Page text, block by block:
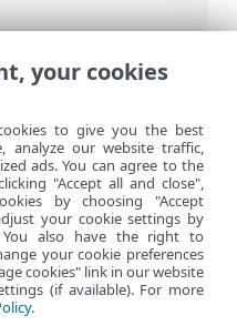
>ESET
s programom ESET
dejavnosti
your cookies
to give you the best
analyze our website traffic,
ads. You can agree to the
"Accept all and close",
by choosing "Accept
your cookie settings by
You also have the right to
your cookie preferences
cookies" link in our website
(if available). For more
.